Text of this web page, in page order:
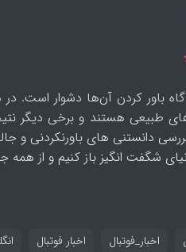
باور کردن آن‌ها دشوار است. در
طبیعی هستند و برخی دیگر
دانستنی های باورنکردنی
شگفت انگیز باز کنیم و از
اخبار_فوتبال اخبار فوتبال